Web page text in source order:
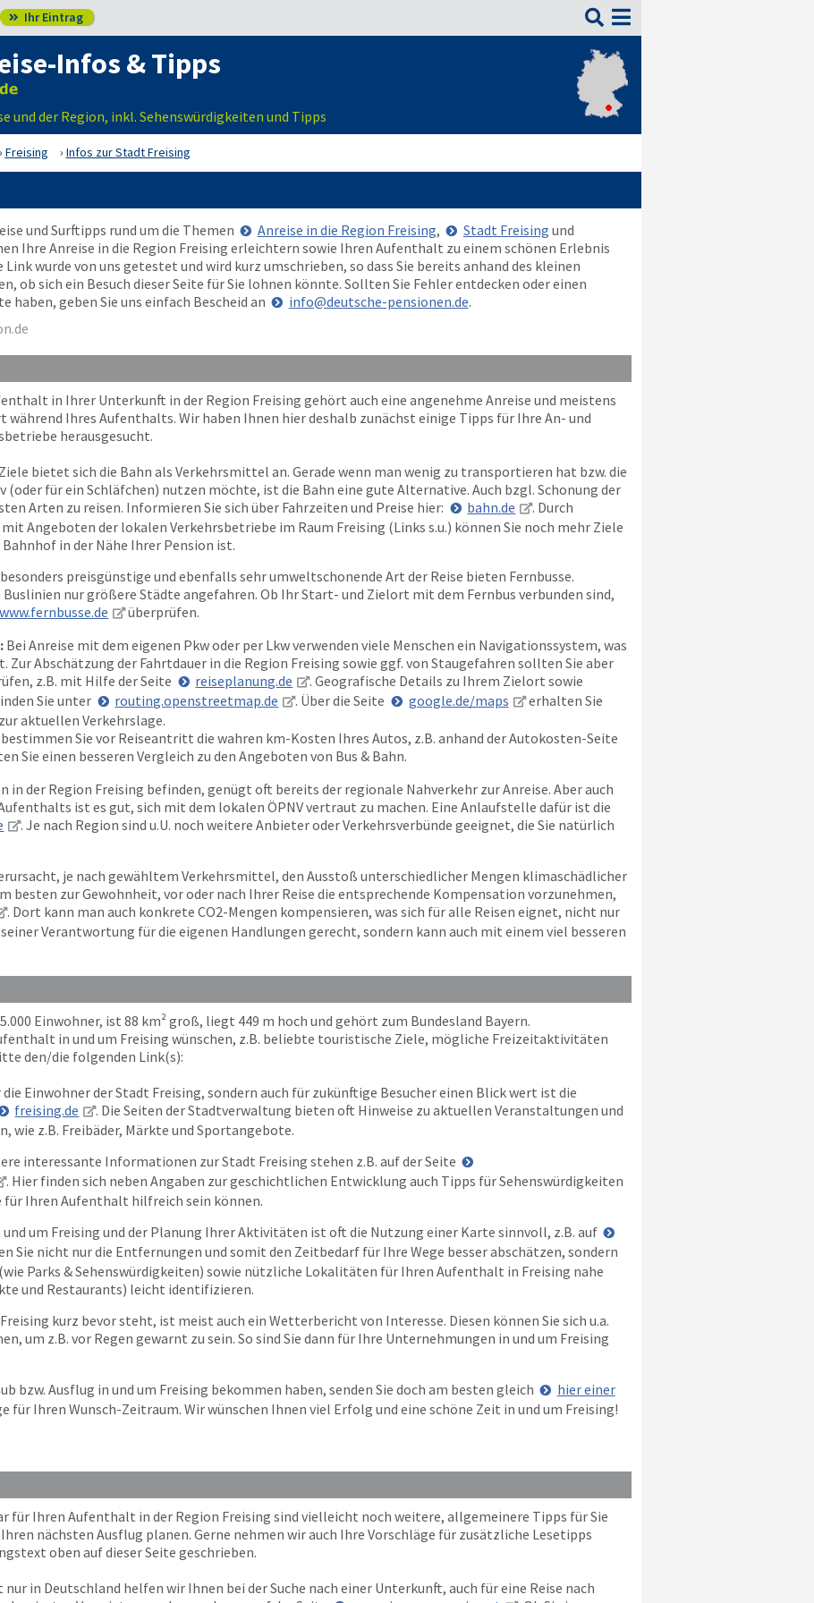
 Ihr Eintrag 
Infos & Tipps
und der Region, inkl. Sehenswürdigkeiten und Tipps
Freising Infos zur Stadt Freising
und Surftipps rund um die Themen Anreise in die Region Freising, Stadt Freising und
Ihre Anreise in die Region Freising erleichtern sowie Ihren Aufenthalt zu einem schönen Erlebnis
wurde von uns getestet und wird kurz umschrieben, so dass Sie bereits anhand des kleinen
ob sich ein Besuch dieser Seite für Sie lohnen könnte. Sollten Sie Fehler entdecken oder einen
haben, geben Sie uns einfach Bescheid an
info@deutsche-pensionen.de.
in Ihrer Unterkunft in der Region Freising gehört auch eine angenehme Anreise und meistens
Ihres Aufenthalts. Wir haben Ihnen hier deshalb zunächst einige Tipps für Ihre An- und
herausgesucht.
bietet sich die Bahn als Verkehrsmittel an. Gerade wenn man wenig zu transportieren hat bzw. die
(oder für ein Schläfchen) nutzen möchte, ist die Bahn eine gute Alternative. Auch bzgl. Schonung der
Arten zu reisen. Informieren Sie sich über Fahrzeiten und Preise hier:
bahn.de
. Durch
Angeboten der lokalen Verkehrsbetriebe im Raum Freising (Links s.u.) können Sie noch mehr Ziele
in der Nähe Ihrer Pension ist.
preisgünstige und ebenfalls sehr umweltschonende Art der Reise bieten Fernbusse.
nur größere Städte angefahren. Ob Ihr Start- und Zielort mit dem Fernbus verbunden sind,
www.fernbusse.de
überprüfen.
Bei Anreise mit dem eigenen Pkw oder per Lkw verwenden viele Menschen ein Navigationssystem, was
Zur Abschätzung der Fahrtdauer in die Region Freising sowie ggf. von Staugefahren sollten Sie aber
z.B. mit Hilfe der Seite
reiseplanung.de
. Geografische Details zu Ihrem Zielort sowie
Sie unter
routing.openstreetmap.de . Über die Seite google.de/maps
erhalten Sie
aktuellen Verkehrslage.
Sie vor Reiseantritt die wahren km-Kosten Ihres Autos, z.B. anhand der Autokosten-Seite
Sie einen besseren Vergleich zu den Angeboten von Bus & Bahn.
in der Region Freising befinden, genügt oft bereits der regionale Nahverkehr zur Anreise. Aber auch
ist es gut, sich mit dem lokalen ÖPNV vertraut zu machen. Eine Anlaufstelle dafür ist die
. Je nach Region sind u.U. noch weitere Anbieter oder Verkehrsverbünde geeignet, die Sie natürlich
je nach gewähltem Verkehrsmittel, den Ausstoß unterschiedlicher Mengen klimaschädlicher
besten zur Gewohnheit, vor oder nach Ihrer Reise die entsprechende Kompensation vorzunehmen,
. Dort kann man auch konkrete CO2-Mengen kompensieren, was sich für alle Reisen eignet, nicht nur
Verantwortung für die eigenen Handlungen gerecht, sondern kann auch mit einem viel besseren
Einwohner, ist 88 km² groß, liegt 449 m hoch und gehört zum Bundesland Bayern.
in und um Freising wünschen, z.B. beliebte touristische Ziele, mögliche Freizeitaktivitäten
den/die folgenden Link(s):
Einwohner der Stadt Freising, sondern auch für zukünftige Besucher einen Blick wert ist die
freising.de
. Die Seiten der Stadtverwaltung bieten oft Hinweise zu aktuellen Veranstaltungen und
z.B. Freibäder, Märkte und Sportangebote.
interessante Informationen zur Stadt Freising stehen z.B. auf der Seite
. Hier finden sich neben Angaben zur geschichtlichen Entwicklung auch Tipps für Sehenswürdigkeiten
für Ihren Aufenthalt hilfreich sein können.
um Freising und der Planung Ihrer Aktivitäten ist oft die Nutzung einer Karte sinnvoll, z.B. auf
Sie nicht nur die Entfernungen und somit den Zeitbedarf für Ihre Wege besser abschätzen, sondern
Parks & Sehenswürdigkeiten) sowie nützliche Lokalitäten für Ihren Aufenthalt in Freising nahe
und Restaurants) leicht identifizieren.
kurz bevor steht, ist meist auch ein Wetterbericht von Interesse. Diesen können Sie sich u.a.
um z.B. vor Regen gewarnt zu sein. So sind Sie dann für Ihre Unternehmungen in und um Freising
bzw. Ausflug in und um Freising bekommen haben, senden Sie doch am besten gleich
hier einer
für Ihren Wunsch-Zeitraum. Wir wünschen Ihnen viel Erfolg und eine schöne Zeit in und um Freising!
Ihren Aufenthalt in der Region Freising sind vielleicht noch weitere, allgemeinere Tipps für Sie
nächsten Ausflug planen. Gerne nehmen wir auch Ihre Vorschläge für zusätzliche Lesetipps
oben auf dieser Seite geschrieben.
in Deutschland helfen wir Ihnen bei der Suche nach einer Unterkunft, auch für eine Reise nach